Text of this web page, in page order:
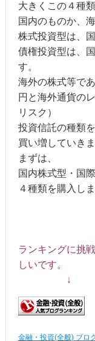
大きくこの４種
国内のものか、
株式投資型は、
債権投資型は、
す。
海外の株式等であ
円と海外通貨の
リスク）
投資信託の種類
買い増していきま
まずは、
国内株式型・国
４種類を購入し
ランキングに挑
しいです。
↓
金融・投資(全般) ブロ